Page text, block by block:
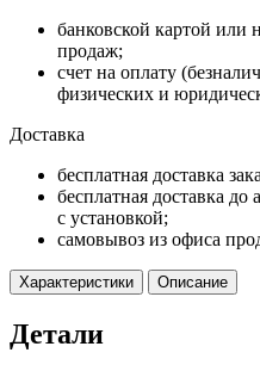
банковской картой или
продаж;
счет на оплату
физических и
Доставка
бесплатная доставка
бесплатная доставка до
с установкой;
самовывоз из офиса
Характеристики Описание
Детали